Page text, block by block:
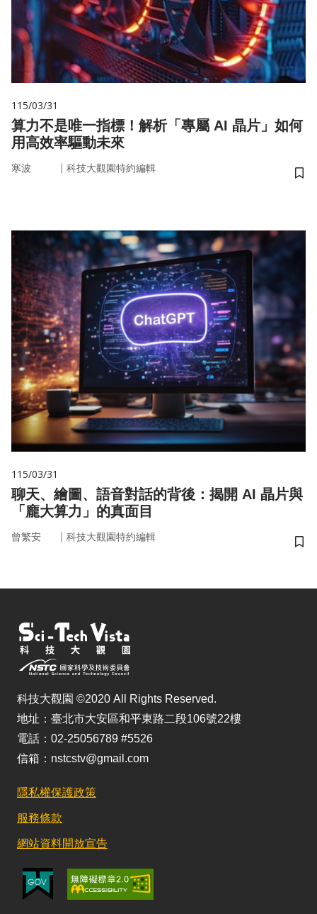
115/03/31
算力不是唯一指標！解析「專屬 AI 晶片」如何
用高效率驅動未來
寒波 ｜ 科技大觀園特約編輯
儲
115/03/31
聊天、繪圖、語音對話的背後：揭開 AI 晶片與
「龐大算力」的真面目
曾繁安 ｜ 科技大觀園特約編輯
儲
科技大觀園 ©2020 All Rights Reserved.
地址：臺北市大安區和平東路二段106號22樓
電話：02-25056789 #5526
信箱：nstcstv@gmail.com
隱私權保護政策
服務條款
網站資料開放宣告